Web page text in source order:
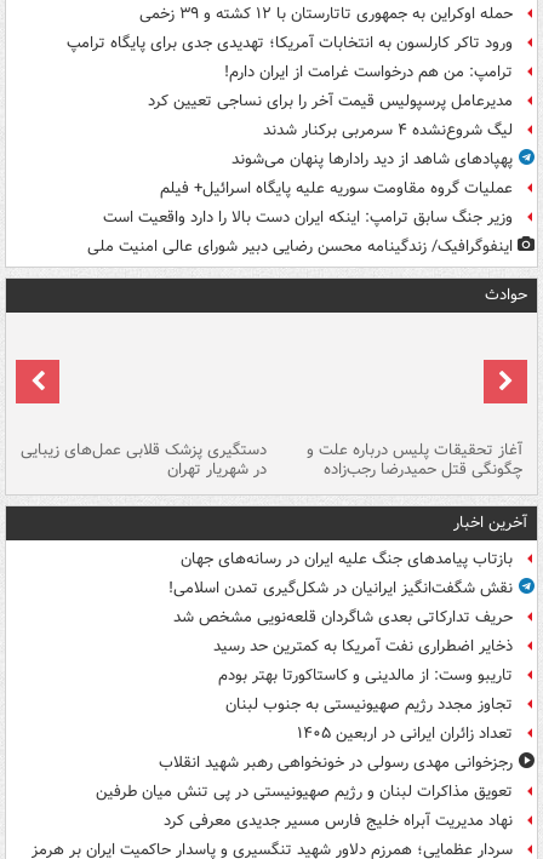
حمله اوکراین به جمهوری تاتارستان با ۱۲ کشته و ۳۹ زخمی
ورود تاکر کارلسون به انتخابات آمریکا؛ تهدیدی جدی برای پایگاه ترامپ
ترامپ: من هم درخواست غرامت از ایران دارم!
مدیرعامل پرسپولیس قیمت آخر را برای نساجی تعیین کرد
لیگ شروع‌نشده ۴ سرمربی برکنار شدند
پهپادهای شاهد از دید رادارها پنهان می‌شوند
عملیات گروه مقاومت سوریه علیه پایگاه اسرائیل+ فیلم
وزیر جنگ سابق ترامپ: اینکه ایران دست بالا را دارد واقعیت است
اینفوگرافیک/ زندگینامه محسن رضایی دبیر شورای عالی امنیت‌ ملی
حوادث
آغاز تحقیقات پلیس درباره علت و
چگونگی قتل حمیدرضا رجب‌زاده
دستگیری پزشک قلابی عمل‌های زیبایی
در شهریار تهران
آخرین اخبار
بازتاب پیامدهای جنگ علیه ایران در رسانه‌های جهان
نقش شگفت‌انگیز ایرانیان در شکل‌گیری تمدن اسلامی!
حریف تدارکاتی بعدی شاگردان قلعه‌نویی مشخص شد
ذخایر اضطراری نفت آمریکا به کمترین حد رسید
تاریبو وست: از مالدینی و کاستاکورتا بهتر بودم
تجاوز مجدد رژیم صهیونیستی به جنوب لبنان
تعداد زائران ایرانی در اربعین ۱۴۰۵
رجزخوانی مهدی رسولی در خونخواهی رهبر شهید انقلاب
تعویق مذاکرات لبنان و رژیم صهیونیستی در پی تنش میان طرفین
نهاد مدیریت آبراه خلیج فارس مسیر جدیدی معرفی کرد
سردار عظمایی؛ همرزم دلاور شهید تنگسیری و پاسدار حاکمیت ایران بر هرمز